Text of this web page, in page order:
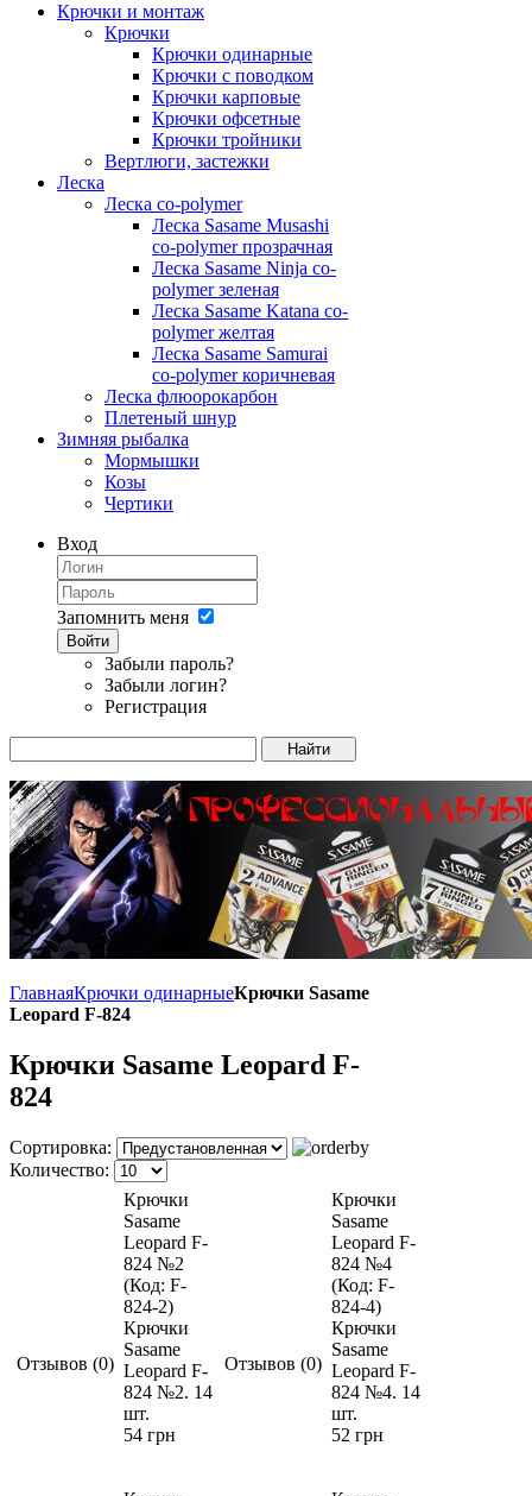
Крючки и монтаж
Крючки
Крючки одинарные
Крючки с поводком
Крючки карповые
Крючки офсетные
Крючки тройники
Вертлюги, застежки
Леска
Леска co-polymer
Леска Sasame Musashi
co-polymer прозрачная
Леска Sasame Ninja co-
polymer зеленая
Леска Sasame Katana co-
polymer желтая
Леска Sasame Samurai
co-polymer коричневая
Леска флюорокарбон
Плетеный шнур
Зимняя рыбалка
Мормышки
Козы
Чертики
Вход
Запомнить меня
Войти
Забыли пароль?
Забыли логин?
Регистрация
ГлавнаяКрючки одинарныеКрючки Sasame
Leopard F-824
Крючки Sasame Leopard F-
824
Сортировка:
Количество:
Отзывов (0)
Крючки
Sasame
Leopard F-
824 №2
(Код: F-
824-2)
Крючки
Sasame
Leopard F-
824 №2. 14
шт.
54 грн
Отзывов (0)
Крючки
Sasame
Leopard F-
824 №4
(Код: F-
824-4)
Крючки
Sasame
Leopard F-
824 №4. 14
шт.
52 грн